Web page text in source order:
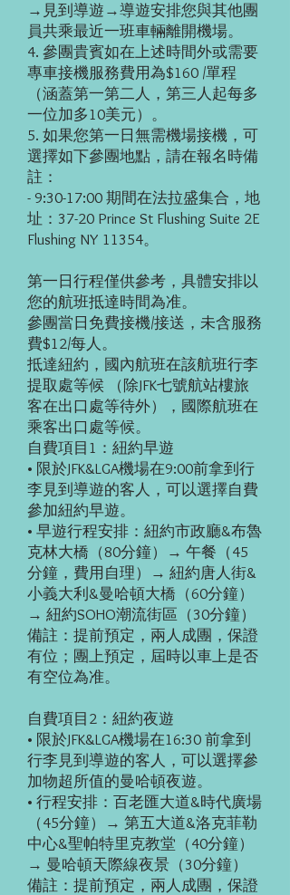
→見到導遊→導遊安排您與其他團
員共乘最近一班車輛離開機場。
4. 參團貴賓如在上述時間外或需要
專車接機服務費用為$160 /單程
（涵蓋第一第二人，第三人起每多
一位加多10美元）。
5. 如果您第一日無需機場接機，可
選擇如下參團地點，請在報名時備
註：
- 9:30-17:00 期間在法拉盛集合，地
址：37-20 Prince St Flushing Suite 2E
Flushing NY 11354。
第一日行程僅供參考，具體安排以
您的航班抵達時間為准。
參團當日免費接機/接送，未含服務
費$12/每人。
抵達紐約，國內航班在該航班行李
提取處等候 （除JFK七號航站樓旅
客在出口處等待外），國際航班在
乘客出口處等候。
自費項目1：紐約早遊
• 限於JFK&LGA機場在9:00前拿到行
李見到導遊的客人，可以選擇自費
參加紐約早遊。
• 早遊行程安排：紐約市政廳&布魯
克林大橋（80分鐘）→ 午餐（45
分鐘，費用自理）→ 紐約唐人街&
小義大利&曼哈頓大橋（60分鐘）
→ 紐約SOHO潮流街區（30分鐘）
備註：提前預定，兩人成團，保證
有位；團上預定，屆時以車上是否
有空位為准。
自費項目2：紐約夜遊
• 限於JFK&LGA機場在16:30 前拿到
行李見到導遊的客人，可以選擇參
加物超所值的曼哈頓夜遊。
• 行程安排：百老匯大道&時代廣場
（45分鐘）→ 第五大道&洛克菲勒
中心&聖帕特里克教堂（40分鐘）
→ 曼哈頓天際線夜景（30分鐘）
備註：提前預定，兩人成團，保證